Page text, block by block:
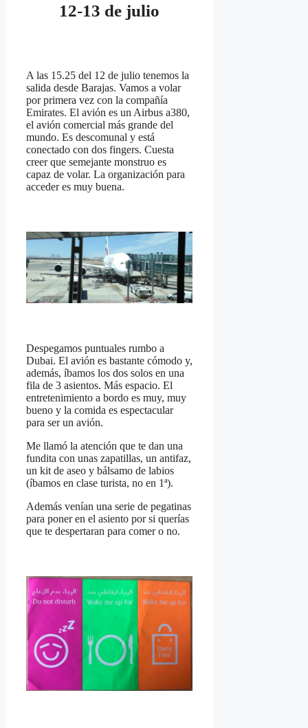
12-13 de julio
A las 15.25 del 12 de julio tenemos la
salida desde Barajas. Vamos a volar
por primera vez con la compañía
Emirates. El avión es un Airbus a380,
el avión comercial más grande del
mundo. Es descomunal y está
conectado con dos fingers. Cuesta
creer que semejante monstruo es
capaz de volar. La organización para
acceder es muy buena.
Despegamos puntuales rumbo a
Dubai. El avión es bastante cómodo y,
además, íbamos los dos solos en una
fila de 3 asientos. Más espacio. El
entretenimiento a bordo es muy, muy
bueno y la comida es espectacular
para ser un avión.
Me llamó la atención que te dan una
fundita con unas zapatillas, un antifaz,
un kit de aseo y bálsamo de labios
(íbamos en clase turista, no en 1ª).
Además venían una serie de pegatinas
para poner en el asiento por si querías
que te despertaran para comer o no.